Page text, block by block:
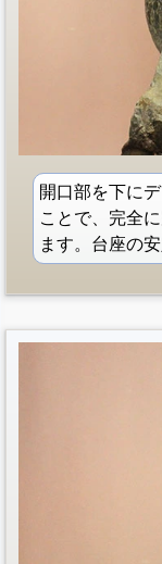
開口部を下に
ことで、完全
ます。台座の